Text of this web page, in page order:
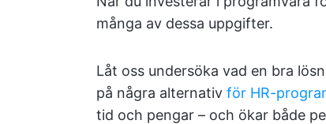
många av dessa uppgifter.
Låt oss undersöka vad en bra
på några alternativ för HR-
tid och pengar – och ökar både